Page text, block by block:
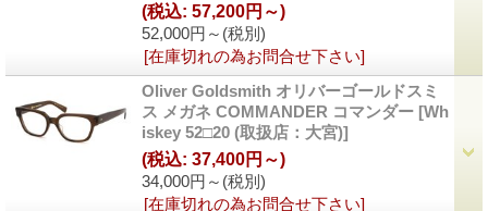
52,000円～ (税別)
(税込: 57,200円～)
[在庫切れの為お問合せ下さい]
Oliver Goldsmith オリバーゴールドスミ
ス メガネ COMMANDER コマンダー [Wh
iskey 52□20 (取扱店：大宮)]
34,000円～ (税別)
(税込: 37,400円～)
[在庫切れの為お問合せ下さい]